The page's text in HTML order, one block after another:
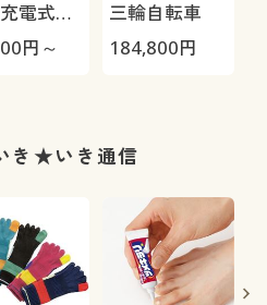
電式ク
ー
円～
三輪自転車
184,800円
き★いき通信